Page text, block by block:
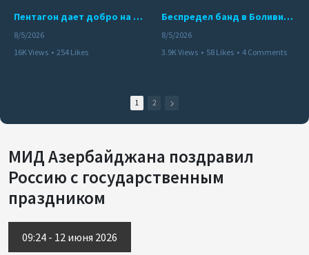
Пентагон дает добро на ядерный удар по противникам США
8/5/2026
16K Views • 254 Likes
Беспредел банд в Боливии. Расправы над наркоторговцами
8/5/2026
3.9K Views • 58 Likes • 4 Comments
1 2
МИД Азербайджана поздравил
Россию с государственным
праздником
09:24 - 12 июня 2026